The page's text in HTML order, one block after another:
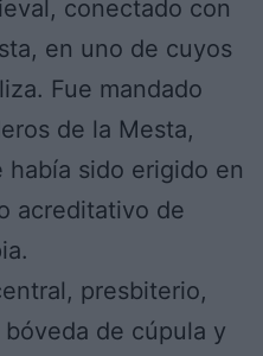
conectado con
en uno de cuyos
Fue mandado
de la Mesta,
sido erigido en
acreditativo de
presbiterio,
de cúpula y